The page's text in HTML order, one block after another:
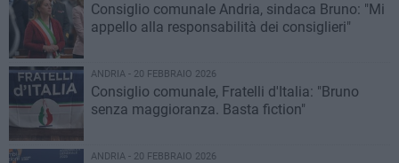
Consiglio comunale Andria, sindaca Bruno: "Mi
appello alla responsabilità dei consiglieri"
ANDRIA - 20 FEBBRAIO 2026
Consiglio comunale, Fratelli d'Italia: "Bruno
senza maggioranza. Basta fiction"
ANDRIA - 20 FEBBRAIO 2026